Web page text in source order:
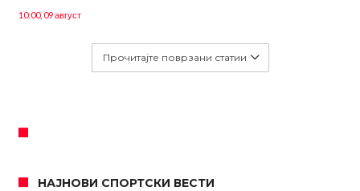
10:00, 09 август
Прочитајте поврзани статии
НАЈНОВИ СПОРТСКИ ВЕСТИ